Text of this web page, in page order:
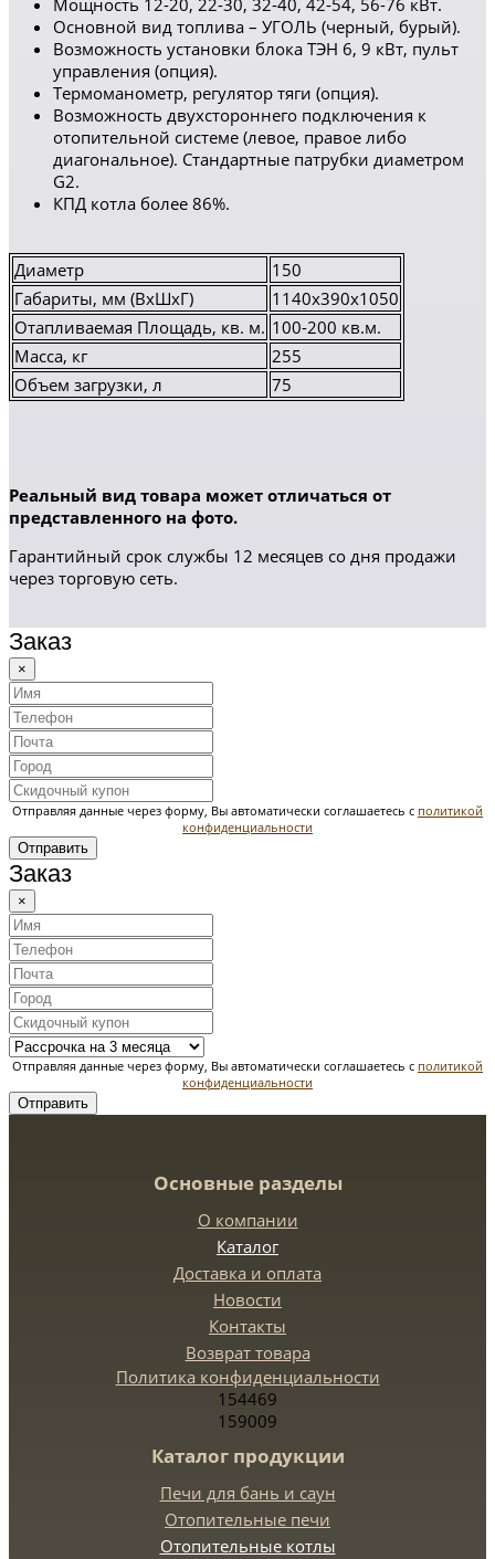
Мощность 12-20, 22-30, 32-40, 42-54, 56-76 кВт.
Основной вид топлива – УГОЛЬ (черный, бурый).
Возможность установки блока ТЭН 6, 9 кВт, пульт
управления (опция).
Термоманометр, регулятор тяги (опция).
Возможность двухстороннего подключения к
отопительной системе (левое, правое либо
диагональное). Стандартные патрубки диаметром
G2.
КПД котла более 86%.
Диаметр
150
Габариты, мм (ВхШхГ)
1140x390x1050
Отапливаемая Площадь, кв. м. 100-200 кв.м.
Масса, кг
255
Объем загрузки, л
75
Реальный вид товара может отличаться от
представленного на фото.
Гарантийный срок службы 12 месяцев со дня продажи
через торговую сеть.
Заказ
×
Отправляя данные через форму, Вы автоматически соглашаетесь с политикой
конфиденциальности
Отправить
Заказ
×
Отправляя данные через форму, Вы автоматически соглашаетесь с политикой
конфиденциальности
Отправить
Основные разделы
О компании
Каталог
Доставка и оплата
Новости
Контакты
Возврат товара
Политика конфиденциальности
154469
159009
Каталог продукции
Печи для бань и саун
Отопительные печи
Отопительные котлы